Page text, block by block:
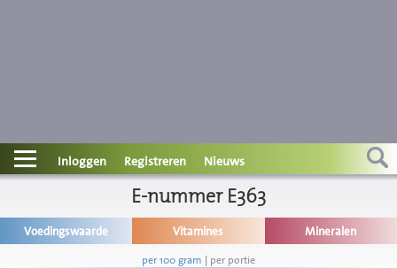
Contact
Disclaimer
Inloggen Registreren Nieuws
E-nummer E363
Voedingswaarde Vitamines Mineralen
per 100 gram | per portie